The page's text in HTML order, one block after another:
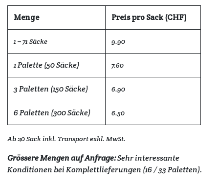
Menge Preis pro Sack (CHF)
1 – 71 Säcke 9.90
1 Palette (50 Säcke) 7.60
3 Paletten (150 Säcke) 6.90
6 Paletten (300 Säcke) 6.50
Ab 20 Sack inkl. Transport exkl. MwSt.
Grössere Mengen auf Anfrage:Sehr interessante
Konditionen bei Komplettlieferungen (16 / 33 Paletten).